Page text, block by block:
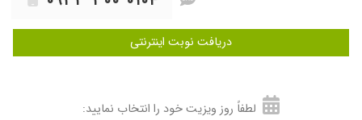
دریافت نوبت اینترنتی
لطفاً روز ویزیت خود را انتخاب نمایید: